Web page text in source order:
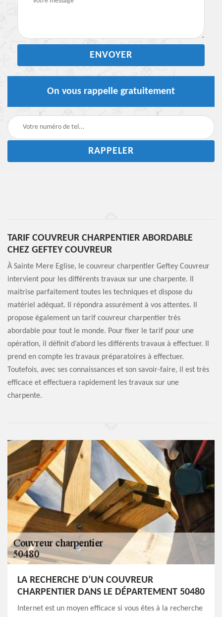
On vous rappelle gratuitement
TARIF COUVREUR CHARPENTIER ABORDABLE
CHEZ GEFTEY COUVREUR
À Sainte Mere Eglise, le couvreur charpentier Geftey Couvreur
intervient pour les différents travaux sur une charpente. Il
maitrise parfaitement toutes les techniques et dispose du
matériel adéquat. Il répondra assurément à vos attentes. Il
propose également un tarif couvreur charpentier très
abordable pour tout le monde. Pour fixer le tarif pour une
opération, il définit d’abord les différents travaux à effectuer. Il
prend en compte les travaux préparatoires à effectuer.
Toutefois, avec ses connaissances et son savoir-faire, il est très
efficace et effectuera rapidement les travaux sur une
charpente.
LA RECHERCHE D’UN COUVREUR
CHARPENTIER DANS LE DÉPARTEMENT 50480
Internet est un moyen efficace si vous êtes à la recherche